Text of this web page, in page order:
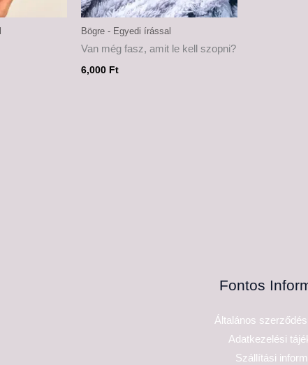
Bögre - Egyedi írással
Van még fasz, amit le kell szopni?
6,000 Ft
Fontos
Általános
Adatkezelési
Szállítási